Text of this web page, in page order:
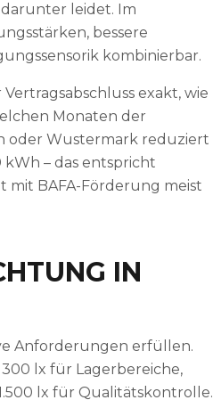
darunter leidet. Im
bessere
kombinierbar.
exakt, wie
Monaten der
oder Wustermark reduziert
– das entspricht
mit BAFA-Förderung meist
IN
Anforderungen erfüllen.
lx für Lagerbereiche,
lx für Qualitätskontrolle.